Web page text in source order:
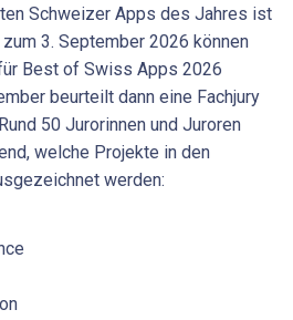
Schweizer Apps des Jahres ist
3. September 2026 können
Best of Swiss Apps 2026
beurteilt dann eine Fachjury
50 Jurorinnen und Juroren
welche Projekte in den
werden: